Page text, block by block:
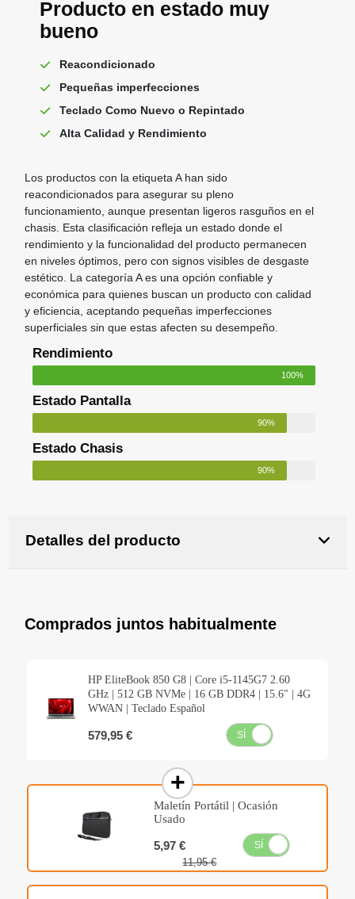
Producto en estado muy
bueno
Reacondicionado
Pequeñas imperfecciones
Teclado Como Nuevo o Repintado
Alta Calidad y Rendimiento
Los productos con la etiqueta A han sido
reacondicionados para asegurar su pleno
funcionamiento, aunque presentan ligeros rasguños en el
chasis. Esta clasificación refleja un estado donde el
rendimiento y la funcionalidad del producto permanecen
en niveles óptimos, pero con signos visibles de desgaste
estético. La categoría A es una opción confiable y
económica para quienes buscan un producto con calidad
y eficiencia, aceptando pequeñas imperfecciones
superficiales sin que estas afecten su desempeño.
Rendimiento
100%
Estado Pantalla
90%
Estado Chasis
90%
Detalles del producto
Comprados juntos habitualmente
HP EliteBook 850 G8 | Core i5-1145G7 2.60
GHz | 512 GB NVMe | 16 GB DDR4 | 15.6" | 4G
WWAN | Teclado Español
579,95 € SÍ
Maletín Portátil | Ocasión
Usado
5,97 €
11,95 €
SÍ